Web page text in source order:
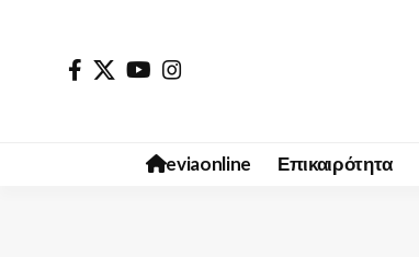
eviaonline Επικαιρότητα